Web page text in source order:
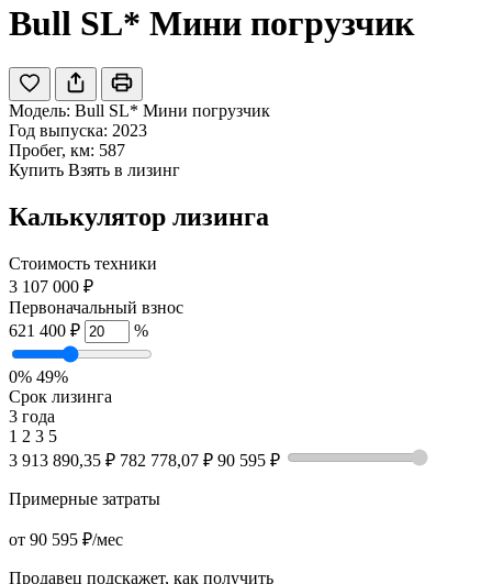
Bull SL* Мини погрузчик
Модель: Bull SL* Мини погрузчик
Год выпуска: 2023
Пробег, км: 587
Купить Взять в лизинг
Калькулятор лизинга
Стоимость техники
3 107 000 ₽
Первоначальный взнос
621 400 ₽
%
0% 49%
Срок лизинга
3 года
1 2 3 5
3 913 890,35 ₽ 782 778,07 ₽ 90 595 ₽
Примерные затраты
от 90 595 ₽/мес
Продавец подскажет, как получить